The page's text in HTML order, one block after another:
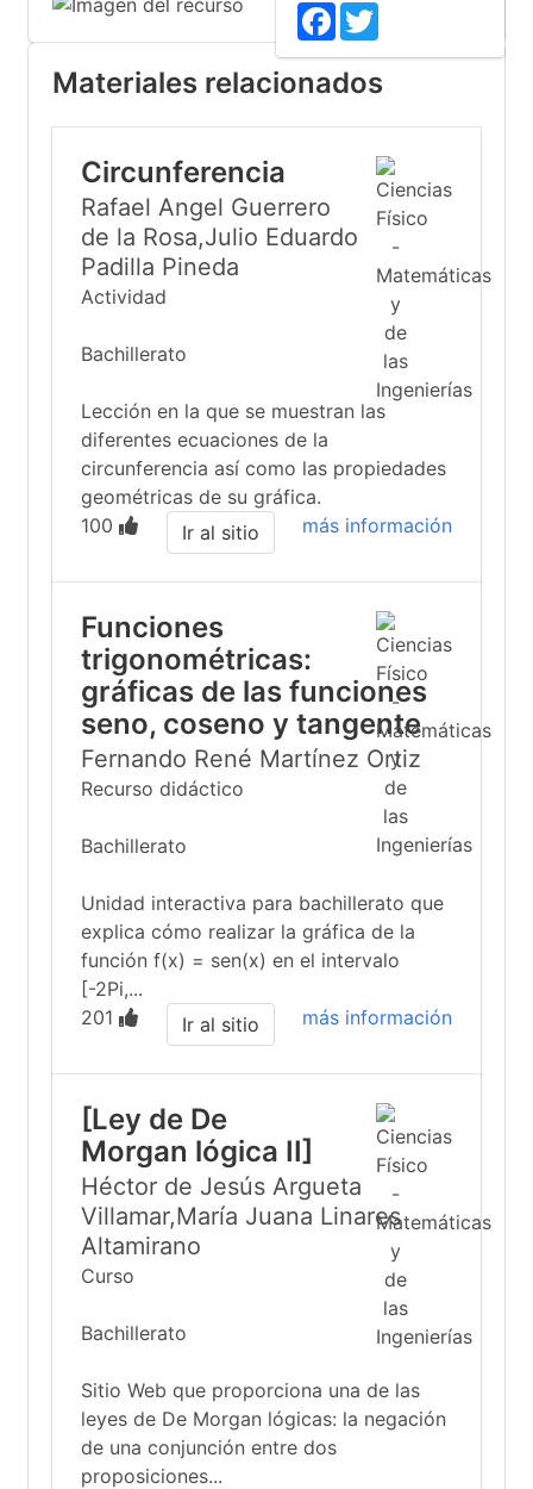
Facebook
Materiales relacionados
Circunferencia
Rafael Angel Guerrero
de la Rosa,Julio Eduardo
Padilla Pineda
Actividad
Bachillerato
Lección en la que se muestran las
diferentes ecuaciones de la
circunferencia así como las propiedades
geométricas de su gráfica.
100
más información
Ir al sitio
Funciones
trigonométricas:
gráficas de las funciones
seno, coseno y tangente
Fernando René Martínez Ortiz
Recurso didáctico
Bachillerato
Unidad interactiva para bachillerato que
explica cómo realizar la gráfica de la
función f(x) = sen(x) en el intervalo
[-2Pi,...
201
más información
Ir al sitio
[Ley de De
Morgan lógica II]
Héctor de Jesús Argueta
Villamar,María Juana Linares
Altamirano
Curso
Bachillerato
Sitio Web que proporciona una de las
leyes de De Morgan lógicas: la negación
de una conjunción entre dos
proposiciones...